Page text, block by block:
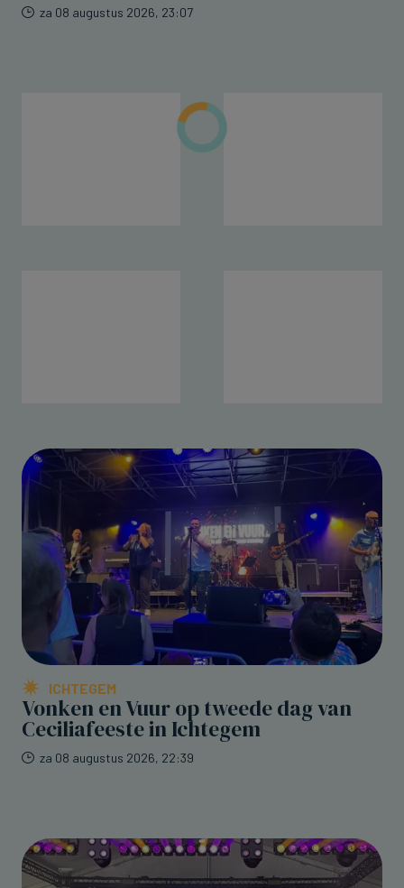
za 08 augustus 2026, 23:07
ICHTEGEM
Vonken en Vuur op tweede dag van
Ceciliafeeste in Ichtegem
za 08 augustus 2026, 22:39